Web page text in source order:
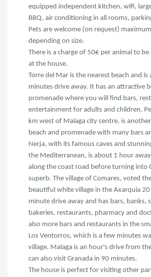
equipped independent kitchen, wifi,
BBQ, air conditioning in all rooms,
Pets are welcome (on request)
depending on size.
There is a charge of 50€ per animal to be
at the house.
Torre del Mar is the nearest beach and is
minutes drive away. It has an attractive
promenade where you will find bars,
entertainment for adults and children.
km west of Malaga city centre, is
beach and promenade with many bars
Nerja, with its famous caves and
the Mediterranean, is about 1 hour
along the coast road before turning into
superb. The village of Comares, voted
beautiful white village in the Axarquia
minute drive away and has bars, banks,
bakeries, restaurants, pharmacy and
also more bars and restaurants in the
Los Ventorros, which is a few minutes
village. Malaga is an hour's drive from
can also visit Granada in 90 minutes.
The house is perfect for visiting other